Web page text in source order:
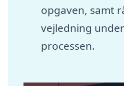
opgaven, samt
vejledning
processen.